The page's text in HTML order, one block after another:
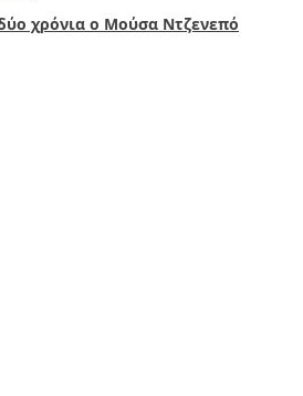
χρόνια ο Μούσα Ντζενεπό